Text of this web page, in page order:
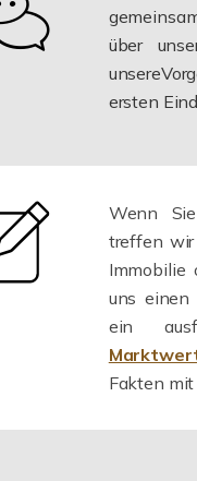
über
ersten
Wenn
treffen wir
Immobilie
uns einen
ein
Fakten